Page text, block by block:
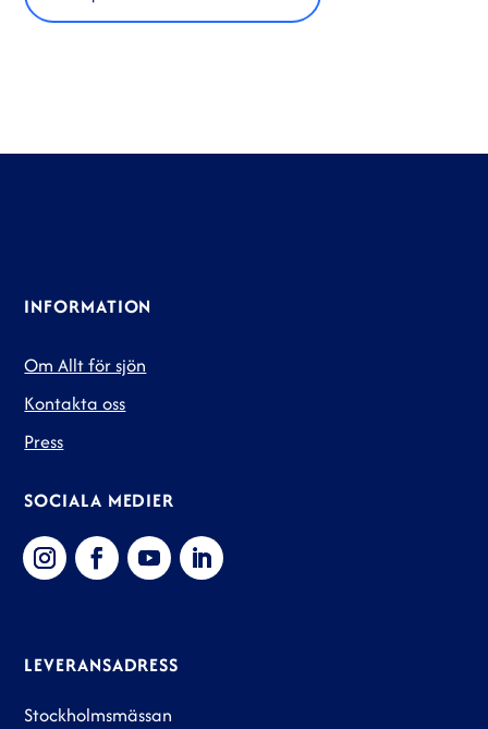
INFORMATION
Om Allt för sjön
Kontakta oss
Press
SOCIALA MEDIER
LEVERANSADRESS
Stockholmsmässan